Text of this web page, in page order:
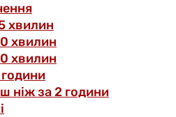
хвилин
хвилин
хвилин
ніж за 2 години